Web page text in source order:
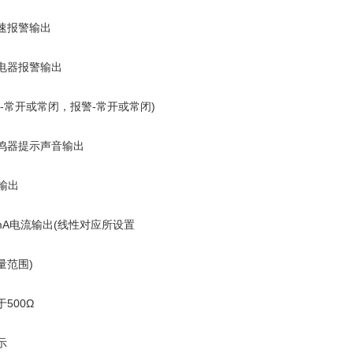
报警输出
器报警输出
常开或常闭，报警-常开或常闭)
器提示声音输出
出
电流输出(线性对应所设置
范围)
500Ω